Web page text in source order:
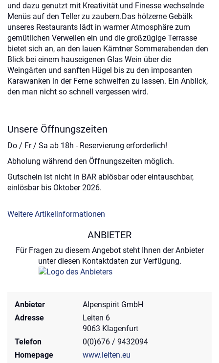
und dazu genutzt mit Kreativität und Finesse wechselnde
Menüs auf den Teller zu zaubern.Das hölzerne Gebälk
unseres Restaurants lädt in warmer Atmosphäre zum
gemütlichen Verweilen ein und die großzügige Terrasse
bietet sich an, an den lauen Kärntner Sommerabenden den
Blick bei einem hauseigenen Glas Wein über die
Weingärten und sanften Hügel bis zu den imposanten
Karawanken in der Ferne schweifen zu lassen. Ein Anblick,
den man nicht so schnell vergessen wird.
Unsere Öffnungszeiten
Do / Fr / Sa ab 18h - Reservierung erforderlich!
Abholung während den Öffnungszeiten möglich.
Gutschein ist nicht in BAR ablösbar oder eintauschbar,
einlösbar bis Oktober 2026.
Weitere Artikelinformationen
ANBIETER
Für Fragen zu diesem Angebot steht Ihnen der Anbieter
unter diesen Kontaktdaten zur Verfügung.
Anbieter
Alpenspirit GmbH
Adresse
Leiten 6
9063 Klagenfurt
Telefon
0(0)676 / 9432094
Homepage
www.leiten.eu